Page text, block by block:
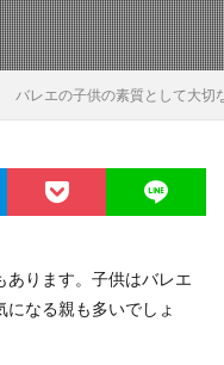
バレエの子供の素質として大切
あります。子供はバレエ
なる親も多いでしょ